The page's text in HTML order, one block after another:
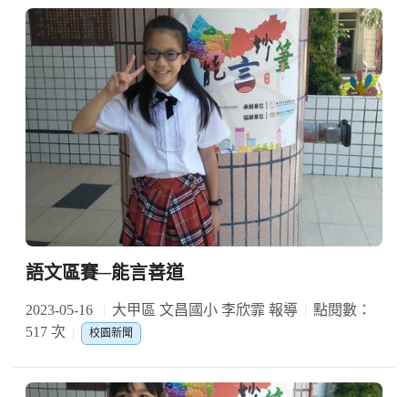
語文區賽─能言善道
2023-05-16 大甲區 文昌國小 李欣霏 報導
點閱數：
517 次
校園新聞